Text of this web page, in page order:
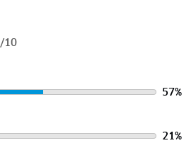
/10
57%
21%